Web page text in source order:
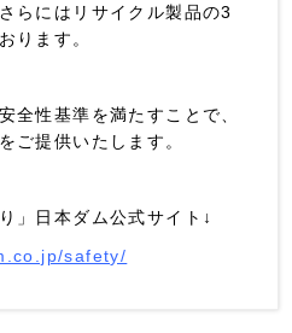
らにはリサイクル製品の3
ります。
全性基準を満たすことで、
ご提供いたします。
」日本ダム公式サイト↓
safety/